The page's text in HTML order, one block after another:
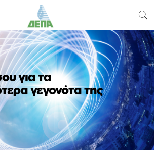
για τα
γεγονότα της